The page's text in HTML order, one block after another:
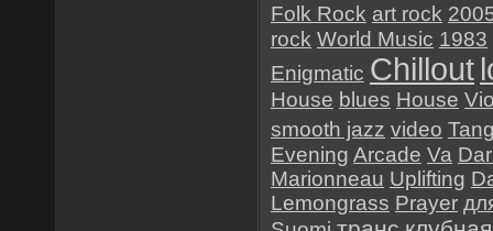
Folk Rock art rock
rock World Music 1983
Enigmatic Chillout
House blues House
smooth jazz video
Evening Arcade Va
Marionneau Uplifting
Lemongrass Prayer